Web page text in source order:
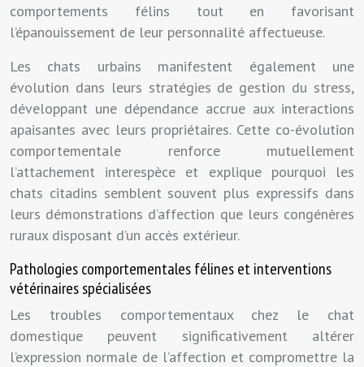
comportements félins tout en favorisant
l’épanouissement de leur personnalité affectueuse.
Les chats urbains manifestent également une
évolution dans leurs stratégies de gestion du stress,
développant une dépendance accrue aux interactions
apaisantes avec leurs propriétaires. Cette co-évolution
comportementale renforce mutuellement
l’attachement interespèce et explique pourquoi les
chats citadins semblent souvent plus expressifs dans
leurs démonstrations d’affection que leurs congénères
ruraux disposant d’un accès extérieur.
Pathologies comportementales félines et interventions
vétérinaires spécialisées
Les troubles comportementaux chez le chat
domestique peuvent significativement altérer
l’expression normale de l’affection et compromettre la